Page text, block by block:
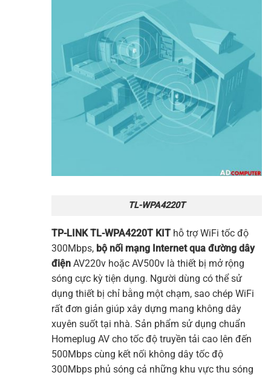
TL-WPA4220T
TP-LINKTL-WPA4220T KIT hỗ trợ WiFi tốc độ
300Mbps, bộ nối mạng Internet qua đường dây
điện AV220v hoặc AV500v là thiết bị mở rộng
sóng cực kỳ tiện dụng. Người dùng có thể sử
dụng thiết bị chỉ bằng một chạm, sao chép WiFi
rất đơn giản giúp xây dựng mang không dây
xuyên suốt tại nhà. Sản phẩm sử dụng chuẩn
Homeplug AV cho tốc độ truyền tải cao lên đến
500Mbps cùng kết nối không dây tốc độ
300Mbps phủ sóng cả những khu vực thu sóng